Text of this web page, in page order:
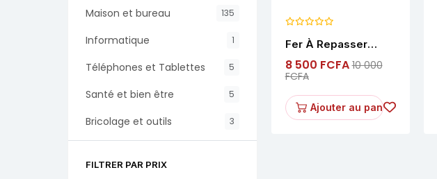
Maison et bureau 135
Informatique 1
Téléphones et Tablettes 5
Santé et bien être 5
Bricolage et outils 3
FILTRER PAR PRIX
Fer À Repasser
8 500 FCFA10 000
FCFA
Ajouter au panier